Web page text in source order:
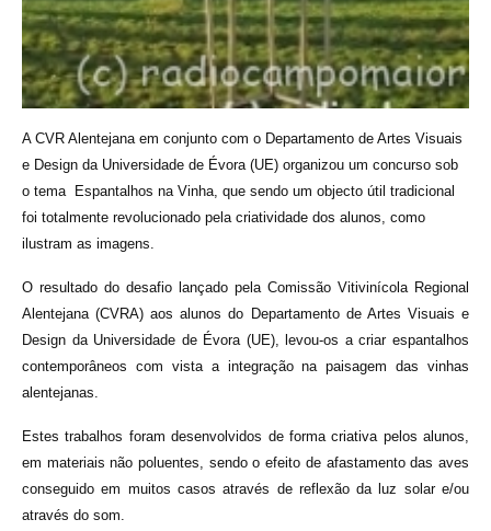
A CVR Alentejana em conjunto com o Departamento de Artes Visuais
e Design da Universidade de Évora (UE) organizou um concurso sob
o tema Espantalhos na Vinha, que sendo um objecto útil tradicional
foi totalmente revolucionado pela criatividade dos alunos, como
ilustram as imagens.
O resultado do desafio lançado pela Comissão Vitivinícola Regional
Alentejana (CVRA) aos alunos do Departamento de Artes Visuais e
Design da Universidade de Évora (UE), levou-os a criar espantalhos
contemporâneos com vista a integração na paisagem das vinhas
alentejanas.
Estes trabalhos foram desenvolvidos de forma criativa pelos alunos,
em materiais não poluentes, sendo o efeito de afastamento das aves
conseguido em muitos casos através de reflexão da luz solar e/ou
através do som.